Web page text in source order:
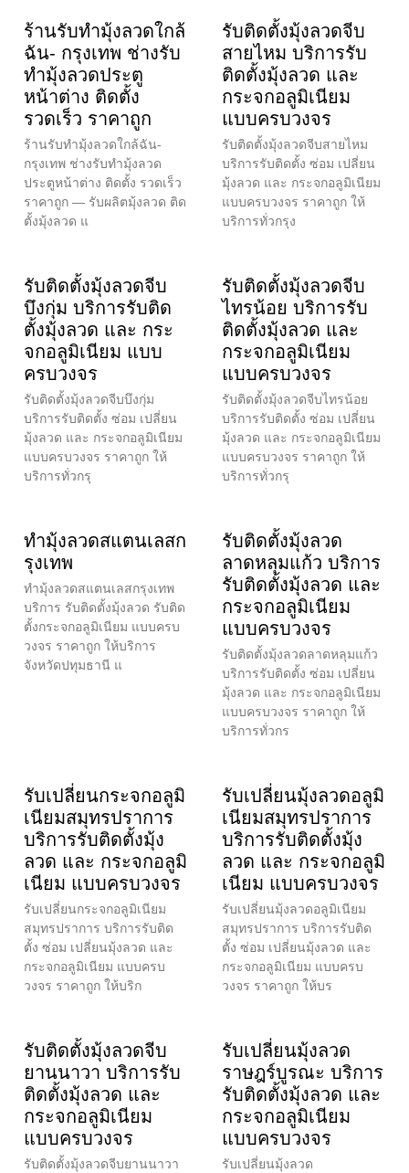
ร้านรับทำมุ้งลวดใกล้
ฉัน- กรุงเทพ ช่างรับ
ทำมุ้งลวดประตู
หน้าต่าง ติดตั้ง
รวดเร็ว ราคาถูก
ร้านรับทำมุ้งลวดใกล้ฉัน-
กรุงเทพ ช่างรับทำมุ้งลวด
ประตูหน้าต่าง ติดตั้ง รวดเร็ว
ราคาถูก — รับผลิตมุ้งลวด ติด
ตั้งมุ้งลวด แ
รับติดตั้งมุ้งลวดจีบ
สายไหม บริการรับ
ติดตั้งมุ้งลวด และ
กระจกอลูมิเนียม
แบบครบวงจร
รับติดตั้งมุ้งลวดจีบสายไหม
บริการรับติดตั้ง ซ่อม เปลี่ยน
มุ้งลวด และ กระจกอลูมิเนียม
แบบครบวงจร ราคาถูก ให้
บริการทั่วกรุง
รับติดตั้งมุ้งลวดจีบ
บึงกุ่ม บริการรับติด
ตั้งมุ้งลวด และ กระ
จกอลูมิเนียม แบบ
ครบวงจร
รับติดตั้งมุ้งลวดจีบบึงกุ่ม
บริการรับติดตั้ง ซ่อม เปลี่ยน
มุ้งลวด และ กระจกอลูมิเนียม
แบบครบวงจร ราคาถูก ให้
บริการทั่วกรุ
รับติดตั้งมุ้งลวดจีบ
ไทรน้อย บริการรับ
ติดตั้งมุ้งลวด และ
กระจกอลูมิเนียม
แบบครบวงจร
รับติดตั้งมุ้งลวดจีบไทรน้อย
บริการรับติดตั้ง ซ่อม เปลี่ยน
มุ้งลวด และ กระจกอลูมิเนียม
แบบครบวงจร ราคาถูก ให้
บริการทั่วกรุ
ทำมุ้งลวดสแตนเลสก
รุงเทพ
ทำมุ้งลวดสแตนเลสกรุงเทพ
บริการ รับติดตั้งมุ้งลวด รับติด
ตั้งกระจกอลูมิเนียม แบบครบ
วงจร ราคาถูก ให้บริการ
จังหวัดปทุมธานี แ
รับติดตั้งมุ้งลวด
ลาดหลุมแก้ว บริการ
รับติดตั้งมุ้งลวด และ
กระจกอลูมิเนียม
แบบครบวงจร
รับติดตั้งมุ้งลวดลาดหลุมแก้ว
บริการรับติดตั้ง ซ่อม เปลี่ยน
มุ้งลวด และ กระจกอลูมิเนียม
แบบครบวงจร ราคาถูก ให้
บริการทั่วกร
รับเปลี่ยนกระจกอลูมิ
เนียมสมุทรปราการ
บริการรับติดตั้งมุ้ง
ลวด และ กระจกอลูมิ
เนียม แบบครบวงจร
รับเปลี่ยนกระจกอลูมิเนียม
สมุทรปราการ บริการรับติด
ตั้ง ซ่อม เปลี่ยนมุ้งลวด และ
กระจกอลูมิเนียม แบบครบ
วงจร ราคาถูก ให้บริก
รับเปลี่ยนมุ้งลวดอลูมิ
เนียมสมุทรปราการ
บริการรับติดตั้งมุ้ง
ลวด และ กระจกอลูมิ
เนียม แบบครบวงจร
รับเปลี่ยนมุ้งลวดอลูมิเนียม
สมุทรปราการ บริการรับติด
ตั้ง ซ่อม เปลี่ยนมุ้งลวด และ
กระจกอลูมิเนียม แบบครบ
วงจร ราคาถูก ให้บร
รับติดตั้งมุ้งลวดจีบ
ยานนาวา บริการรับ
ติดตั้งมุ้งลวด และ
กระจกอลูมิเนียม
แบบครบวงจร
รับติดตั้งมุ้งลวดจีบยานนาวา
รับเปลี่ยนมุ้งลวด
ราษฎร์บูรณะ บริการ
รับติดตั้งมุ้งลวด และ
กระจกอลูมิเนียม
แบบครบวงจร
รับเปลี่ยนมุ้งลวด